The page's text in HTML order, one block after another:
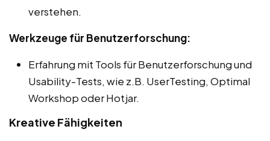
verstehen.
Werkzeuge für Benutzerforschung:
Erfahrung mit Tools für Benutzerforschung und
Usability-Tests, wie z.B. UserTesting, Optimal
Workshop oder Hotjar.
Kreative Fähigkeiten